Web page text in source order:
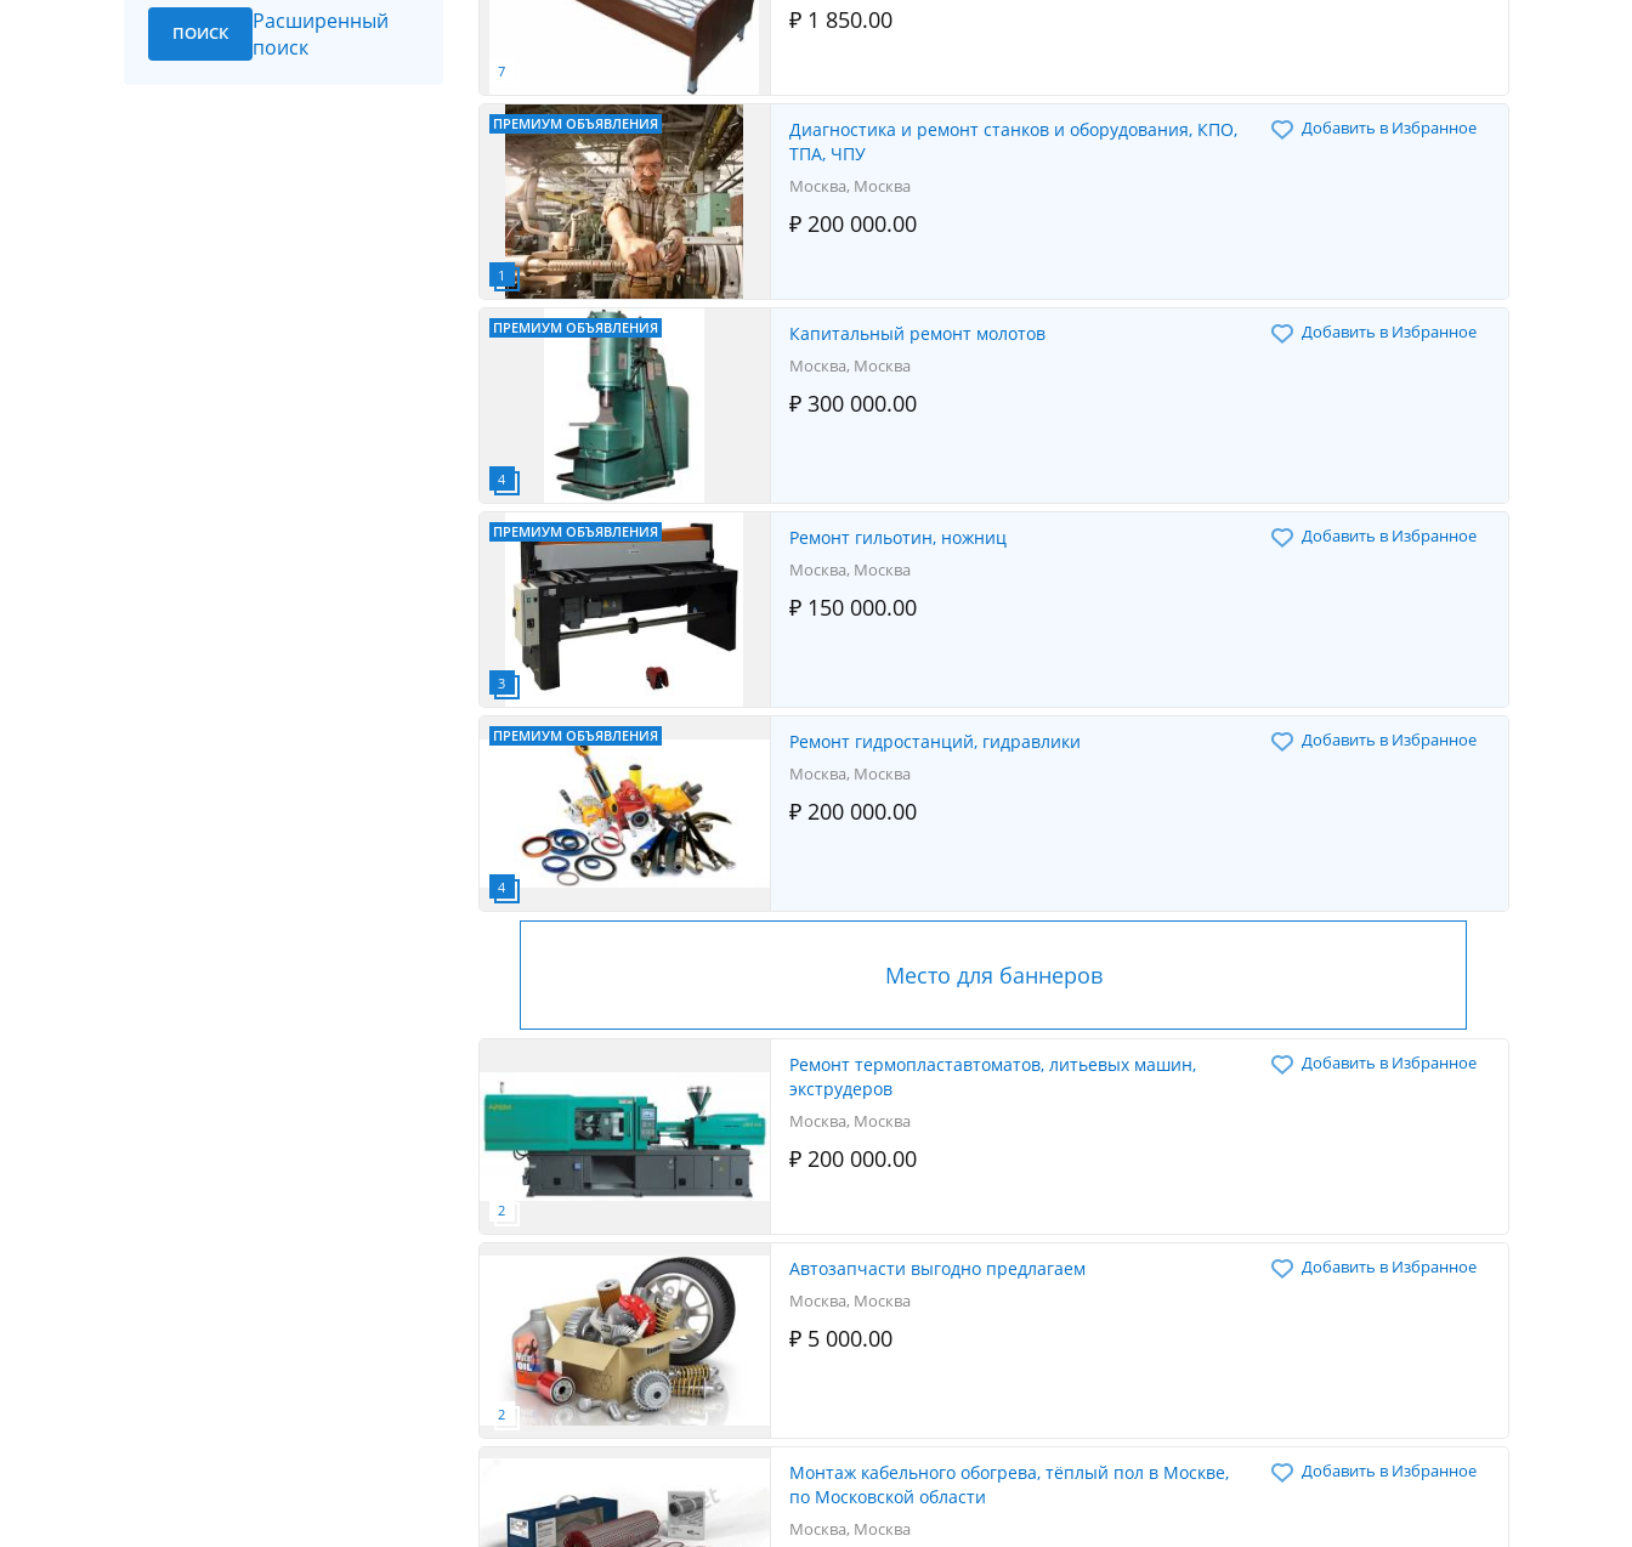
Расширенный
поиск
₽ 1 850.00
Добавить в Избранное
ПРЕМИУМ ОБЪЯВЛЕНИЯ
Диагностика и ремонт станков и оборудования, КПО,
ТПА, ЧПУ
Москва, Москва
₽ 200 000.00
Добавить в Избранное
ПРЕМИУМ ОБЪЯВЛЕНИЯ Капитальный ремонт молотов
Москва, Москва
₽ 300 000.00
Добавить в Избранное
ПРЕМИУМ ОБЪЯВЛЕНИЯ Ремонт гильотин, ножниц
Москва, Москва
₽ 150 000.00
Добавить в Избранное
ПРЕМИУМ ОБЪЯВЛЕНИЯ Ремонт гидростанций, гидравлики
Москва, Москва
₽ 200 000.00
Место для баннеров
Добавить в Избранное
Ремонт термопластавтоматов, литьевых машин,
экструдеров
Москва, Москва
₽ 200 000.00
Добавить в Избранное
Автозапчасти выгодно предлагаем
Москва, Москва
₽ 5 000.00
Добавить в Избранное
Монтаж кабельного обогрева, тёплый пол в Москве,
по Московской области
Москва, Москва